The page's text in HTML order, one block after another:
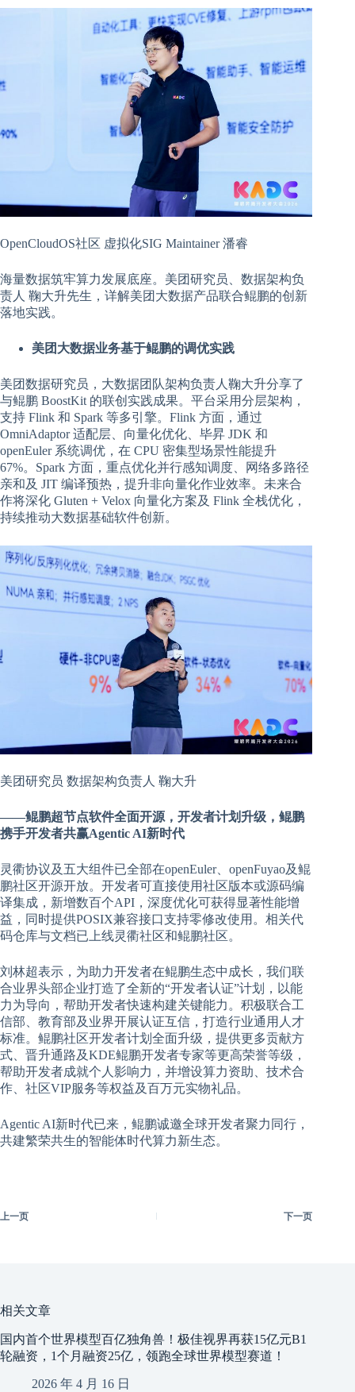
OpenCloudOS社区 虚拟化SIG Maintainer 潘睿
海量数据筑牢算力发展底座。美团研究员、数据架构负
责人 鞠大升先生，详解美团大数据产品联合鲲鹏的创新
落地实践。
美团大数据业务基于鲲鹏的调优实践
美团数据研究员，大数据团队架构负责人鞠大升分享了
与鲲鹏 BoostKit 的联创实践成果。平台采用分层架构，
支持 Flink 和 Spark 等多引擎。Flink 方面，通过
OmniAdaptor 适配层、向量化优化、毕昇 JDK 和
openEuler 系统调优，在 CPU 密集型场景性能提升
67%。Spark 方面，重点优化并行感知调度、网络多路径
亲和及 JIT 编译预热，提升非向量化作业效率。未来合
作将深化 Gluten + Velox 向量化方案及 Flink 全栈优化，
持续推动大数据基础软件创新。
美团研究员 数据架构负责人 鞠大升
——鲲鹏超节点软件全面开源，开发者计划升级，鲲鹏
携手开发者共赢Agentic AI新时代
灵衢协议及五大组件已全部在openEuler、openFuyao及鲲
鹏社区开源开放。开发者可直接使用社区版本或源码编
译集成，新增数百个API，深度优化可获得显著性能增
益，同时提供POSIX兼容接口支持零修改使用。相关代
码仓库与文档已上线灵衢社区和鲲鹏社区。
刘林超表示，为助力开发者在鲲鹏生态中成长，我们联
合业界头部企业打造了全新的“开发者认证”计划，以能
力为导向，帮助开发者快速构建关键能力。积极联合工
信部、教育部及业界开展认证互信，打造行业通用人才
标准。鲲鹏社区开发者计划全面升级，提供更多贡献方
式、晋升通路及KDE鲲鹏开发者专家等更高荣誉等级，
帮助开发者成就个人影响力，并增设算力资助、技术合
作、社区VIP服务等权益及百万元实物礼品。
Agentic AI新时代已来，鲲鹏诚邀全球开发者聚力同行，
共建繁荣共生的智能体时代算力新生态。
上一页 下一页
相关文章
国内首个世界模型百亿独角兽！极佳视界再获15亿元B1
轮融资，1个月融资25亿，领跑全球世界模型赛道！
2026 年 4 月 16 日